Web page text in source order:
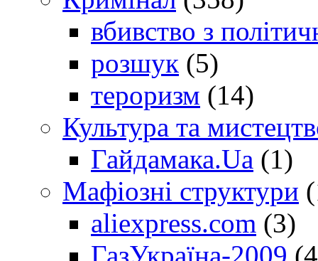
вбивство з
розшук (5)
тероризм (14)
Культура та
Гайдамака.Ua (1)
Мафіозні структури
aliexpress.com (3)
ГазУкраїна-2009